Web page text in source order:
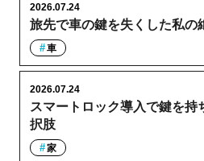
旅先で車の鍵を失くした私の
2026.07.24
車
スマートロック導入で鍵を持
択肢
2026.07.24
家